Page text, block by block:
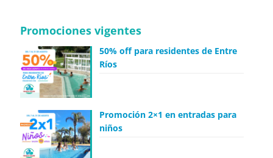
Promociones vigentes
50% off para residentes de Entre
Ríos
Promoción 2×1 en entradas para
niños